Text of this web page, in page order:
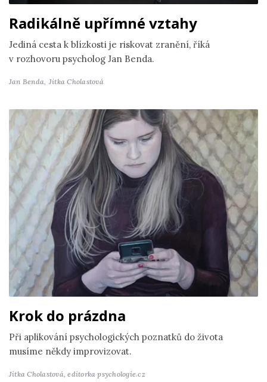
Radikálně upřímné vztahy
Jediná cesta k blízkosti je riskovat zranění, říká
v rozhovoru psycholog Jan Benda.
Jan Benda, Jitka Cholastová
Krok do prázdna
Při aplikování psychologických poznatků do života
musíme někdy improvizovat.
Jitka Cholastová,editorka psychologie.cz